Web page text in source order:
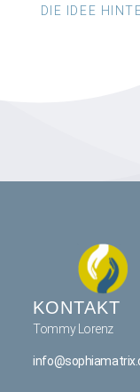
DIE IDEE
KONTAKT
Tommy Lorenz